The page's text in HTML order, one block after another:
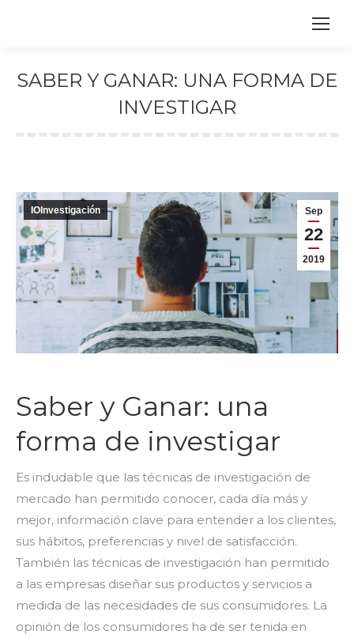
SABER Y GANAR: UNA FORMA DE
INVESTIGAR
Sep
22
2019
IOInvestigación
Saber y Ganar: una
forma de investigar
Es indudable que las técnicas de investigación de
mercado han permitido conocer, cada día más y
mejor, información clave para entender a los clientes,
sus hábitos, preferencias y nivel de satisfacción.
También las técnicas de investigación han permitido
a las empresas diseñar sus productos y servicios a
medida de las necesidades de sus consumidores. La
opinión de los consumidores ha de ser tenida en